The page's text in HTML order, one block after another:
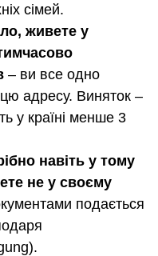
сімей.
живете у
– ви все одно
адресу. Виняток –
у країні менше 3
навіть у тому
не у своєму
подається